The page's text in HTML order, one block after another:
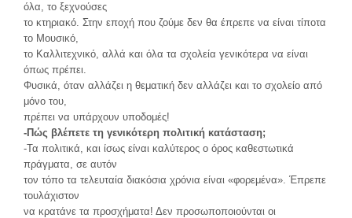
όλα, το ξεχνούσες
το κτηριακό. Στην εποχή που ζούμε δεν θα έπρεπε να είναι τίποτα
το Μουσικό,
το Καλλιτεχνικό, αλλά και όλα τα σχολεία γενικότερα να είναι
όπως πρέπει.
Φυσικά, όταν αλλάζει η θεματική δεν αλλάζει και το σχολείο από
μόνο του,
πρέπει να υπάρχουν υποδομές!
-Πώς βλέπετε τη γενικότερη πολιτική κατάσταση;
-Τα πολιτικά, και ίσως είναι καλύτερος ο όρος καθεστωτικά
πράγματα, σε αυτόν
τον τόπο τα τελευταία διακόσια χρόνια είναι «φορεμένα». Έπρεπε
τουλάχιστον
να κρατάνε τα προσχήματα! Δεν προσωποποιούνται οι